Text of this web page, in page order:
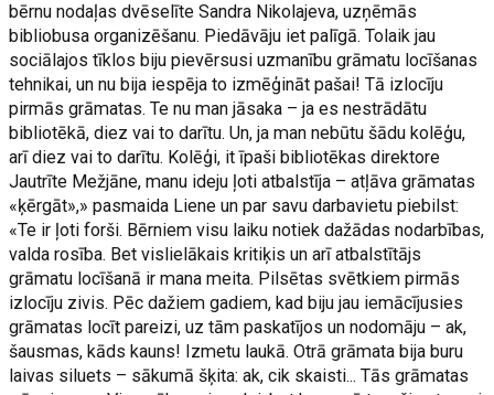
bērnu nodaļas dvēselīte Sandra Nikolajeva, uzņēmās
bibliobusa organizēšanu. Piedāvāju iet palīgā. Tolaik jau
sociālajos tīklos biju pievērsusi uzmanību grāmatu locīšanas
tehnikai, un nu bija iespēja to izmēģināt pašai! Tā izlocīju
pirmās grāmatas. Te nu man jāsaka – ja es nestrādātu
bibliotēkā, diez vai to darītu. Un, ja man nebūtu šādu kolēģu,
arī diez vai to darītu. Kolēģi, it īpaši bibliotēkas direktore
Jautrīte Mežjāne, manu ideju ļoti atbalstīja – atļāva grāmatas
«ķērgāt»,» pasmaida Liene un par savu darbavietu piebilst:
«Te ir ļoti forši. Bērniem visu laiku notiek dažādas nodarbības,
valda rosība. Bet vislielākais kritiķis un arī atbalstītājs
grāmatu locīšanā ir mana meita. Pilsētas svētkiem pirmās
izlocīju zivis. Pēc dažiem gadiem, kad biju jau iemācījusies
grāmatas locīt pareizi, uz tām paskatījos un nodomāju – ak,
šausmas, kāds kauns! Izmetu laukā. Otrā grāmata bija buru
laivas siluets – sākumā šķita: ak, cik skaisti... Tās grāmatas